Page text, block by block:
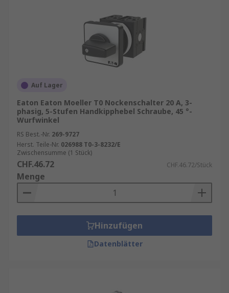
Auf Lager
Eaton Eaton Moeller T0 Nockenschalter 20 A, 3-
phasig, 5-Stufen Handkipphebel Schraube, 45 °-
Wurfwinkel
RS Best.-Nr. 269-9727
Herst. Teile-Nr. 026988 T0-3-8232/E
Zwischensumme (1 Stück)
CHF.46.72 CHF.46.72/Stück
Menge
Hinzufügen
Datenblätter